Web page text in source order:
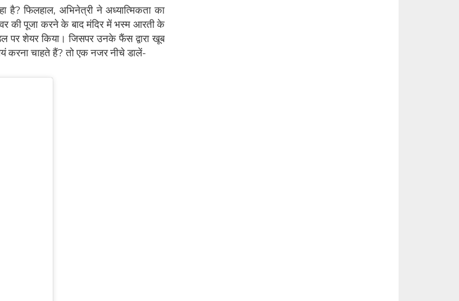
है? फिलहाल, अभिनेत्री ने अध्यात्मिकता का
की पूजा करने के बाद मंदिर में भस्म आरती के
पर शेयर किया। जिसपर उनके फैंस द्वारा खूब
करना चाहते हैं? तो एक नजर नीचे डालें-